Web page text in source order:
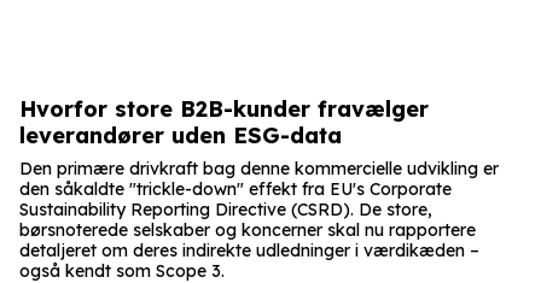
Hvorfor store B2B-kunder fravælger
leverandører uden ESG-data
Den primære drivkraft bag denne kommercielle udvikling er
den såkaldte "trickle-down" effekt fra EU's Corporate
Sustainability Reporting Directive (CSRD). De store,
børsnoterede selskaber og koncerner skal nu rapportere
detaljeret om deres indirekte udledninger i værdikæden –
også kendt som Scope 3.